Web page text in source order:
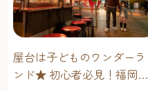
屋台は子どものワンダーラ
ンド★ 初心者必見！福岡博